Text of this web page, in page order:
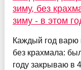
зиму, без
зиму - в этом
Каждый год варю
без крахмала:
году закрываю в